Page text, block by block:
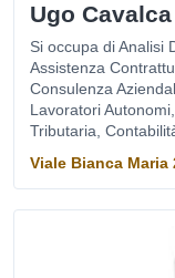
Ugo Cavalca
Si occupa di Analisi
Assistenza
Consulenza
Lavoratori
Tributaria,
Viale Bianca